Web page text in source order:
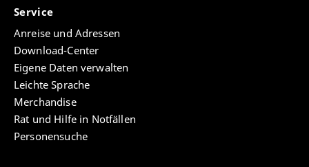
Service
Anreise und Adressen
Download-Center
Eigene Daten verwalten
Leichte Sprache
Merchandise
Rat und Hilfe in Notfällen
Personensuche